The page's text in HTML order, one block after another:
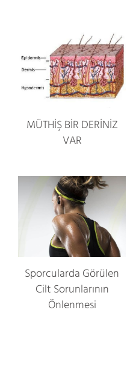
MÜTHİŞ BİR DERİNİZ
VAR
Sporcularda Görülen
Cilt Sorunlarının
Önlenmesi